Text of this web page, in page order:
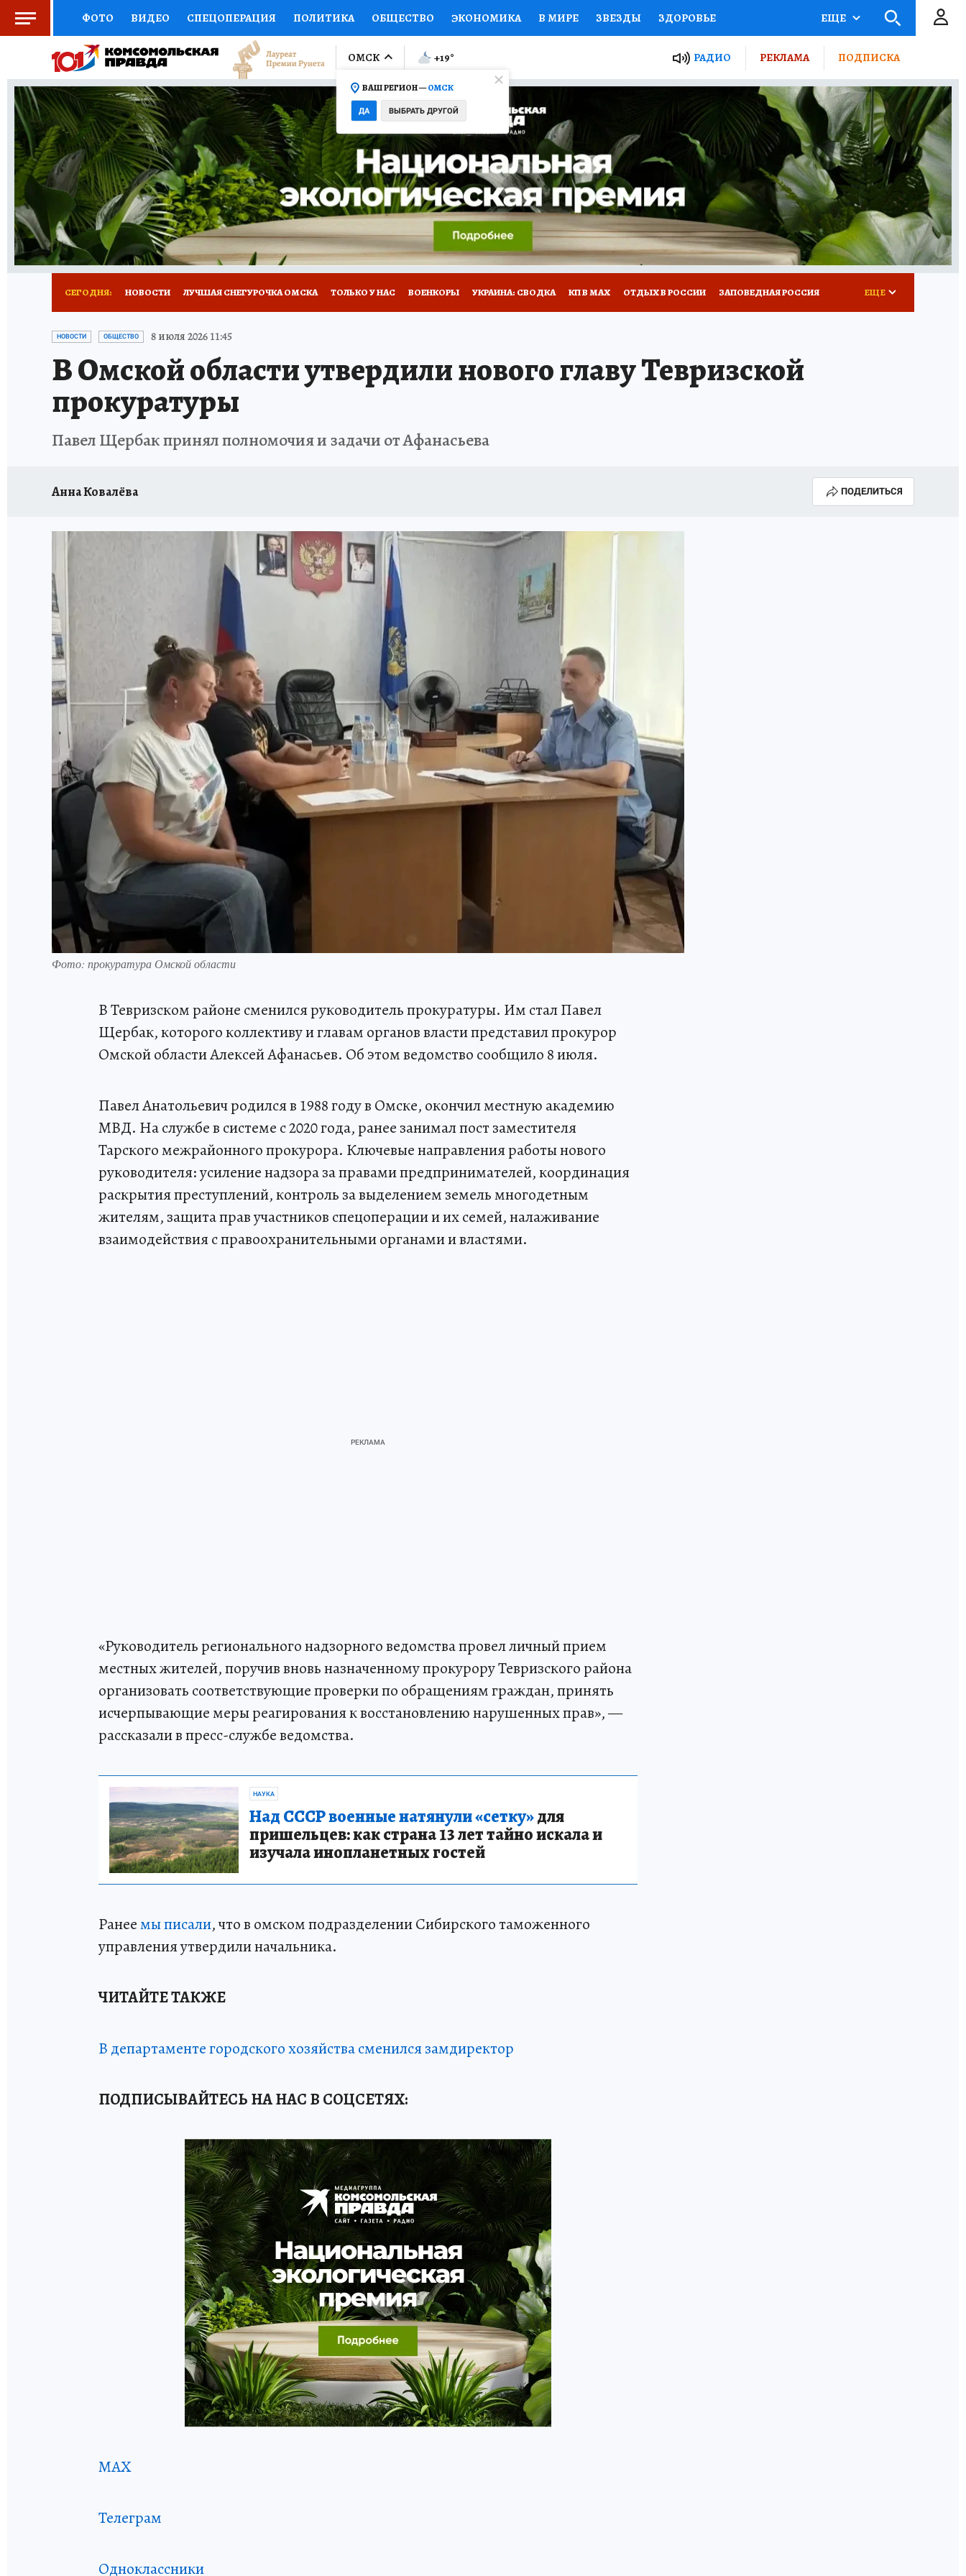
ФОТО ВИДЕО СПЕЦОПЕРАЦИЯ ПОЛИТИКА ОБЩЕСТВО ЭКОНОМИКА В МИРЕ ЗВЕЗДЫ ЗДОРОВЬЕ
СОЦПОДДЕРЖКА НАУКА СПОРТ КОЛУМНИСТЫ ПРОИСШЕСТВИЯ НАЦИОНАЛЬНЫЕ ПРОЕКТЫ РОССИИ
ВЫБОР ЭКСПЕРТОВ ДОКТОР ФИНАНСЫ ОТКРЫВАЕМ МИР СЕМЬЯ ЖЕНСКИЕ СЕКРЕТЫ ПУТЕВОДИТЕЛЬ
КНИЖНАЯ ПОЛКА ПРОГНОЗЫ НА СПОРТ ПРОМОКОДЫ СЕРИАЛЫ СПЕЦПРОЕКТЫ ДЕФИЦИТ ЖЕЛЕЗА ТУРИЗМ
ПРЕСС-ЦЕНТР НЕДВИЖИМОСТЬ ТЕЛЕВИЗОР КОЛЛЕКЦИИ КОНКУРСЫ РАБОТА У НАС ГИД ПОТРЕБИТЕЛЯ ВСЕ О КП
РАДИО КП РЕКЛАМА ТЕСТЫ НОВОЕ НА САЙТЕ
ЕЩЕ
ОМСК
ВАШ РЕГИОН —ОМСК
ДА ВЫБРАТЬ ДРУГОЙ
+19° РАДИО РЕКЛАМА ПОДПИСКА
СЕГОДНЯ: НОВОСТИ ЛУЧШАЯ СНЕГУРОЧКА ОМСКА ТОЛЬКО У НАС ВОЕНКОРЫ УКРАИНА: СВОДКА КП В МАХ ОТДЫХ В РОССИИ ЗАПОВЕДНАЯ РОССИЯ
ПРОИСШЕСТВИЯ АФИША
ЕЩЕ
НОВОСТИ ОБЩЕСТВО 8 июля 2026 11:45
В Омской области утвердили нового главу Тевризской
прокуратуры
Павел Щербак принял полномочия и задачи от Афанасьева
Анна Ковалёва ПОДЕЛИТЬСЯ
Фото: прокуратура Омской области
В Тевризском районе сменился руководитель прокуратуры. Им стал Павел
Щербак, которого коллективу и главам органов власти представил прокурор
Омской области Алексей Афанасьев. Об этом ведомство сообщило 8 июля.
Павел Анатольевич родился в 1988 году в Омске, окончил местную академию
МВД. На службе в системе с 2020 года, ранее занимал пост заместителя
Тарского межрайонного прокурора. Ключевые направления работы нового
руководителя: усиление надзора за правами предпринимателей, координация
раскрытия преступлений, контроль за выделением земель многодетным
жителям, защита прав участников спецоперации и их семей, налаживание
взаимодействия с правоохранительными органами и властями.
«Руководитель регионального надзорного ведомства провел личный прием
местных жителей, поручив вновь назначенному прокурору Тевризского района
организовать соответствующие проверки по обращениям граждан, принять
исчерпывающие меры реагирования к восстановлению нарушенных прав», —
рассказали в пресс-службе ведомства.
НАУКА
Над СССР военные натянули «сетку»для
пришельцев: как страна 13 лет тайно искала и
изучала инопланетных гостей
Ранеемы писали, что в омском подразделении Сибирского таможенного
управления утвердили начальника.
ЧИТАЙТЕ ТАКЖЕ
В департаменте городского хозяйства сменился замдиректор
ПОДПИСЫВАЙТЕСЬ НА НАС В СОЦСЕТЯХ:
MAX
Телеграм
Одноклассники